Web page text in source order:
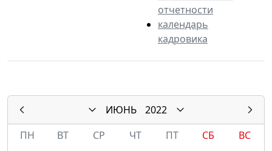
отчетности
календарь
кадровика
ИЮНЬ
2022
ПН
ВТ СР ЧТ ПТ СБ
ВС